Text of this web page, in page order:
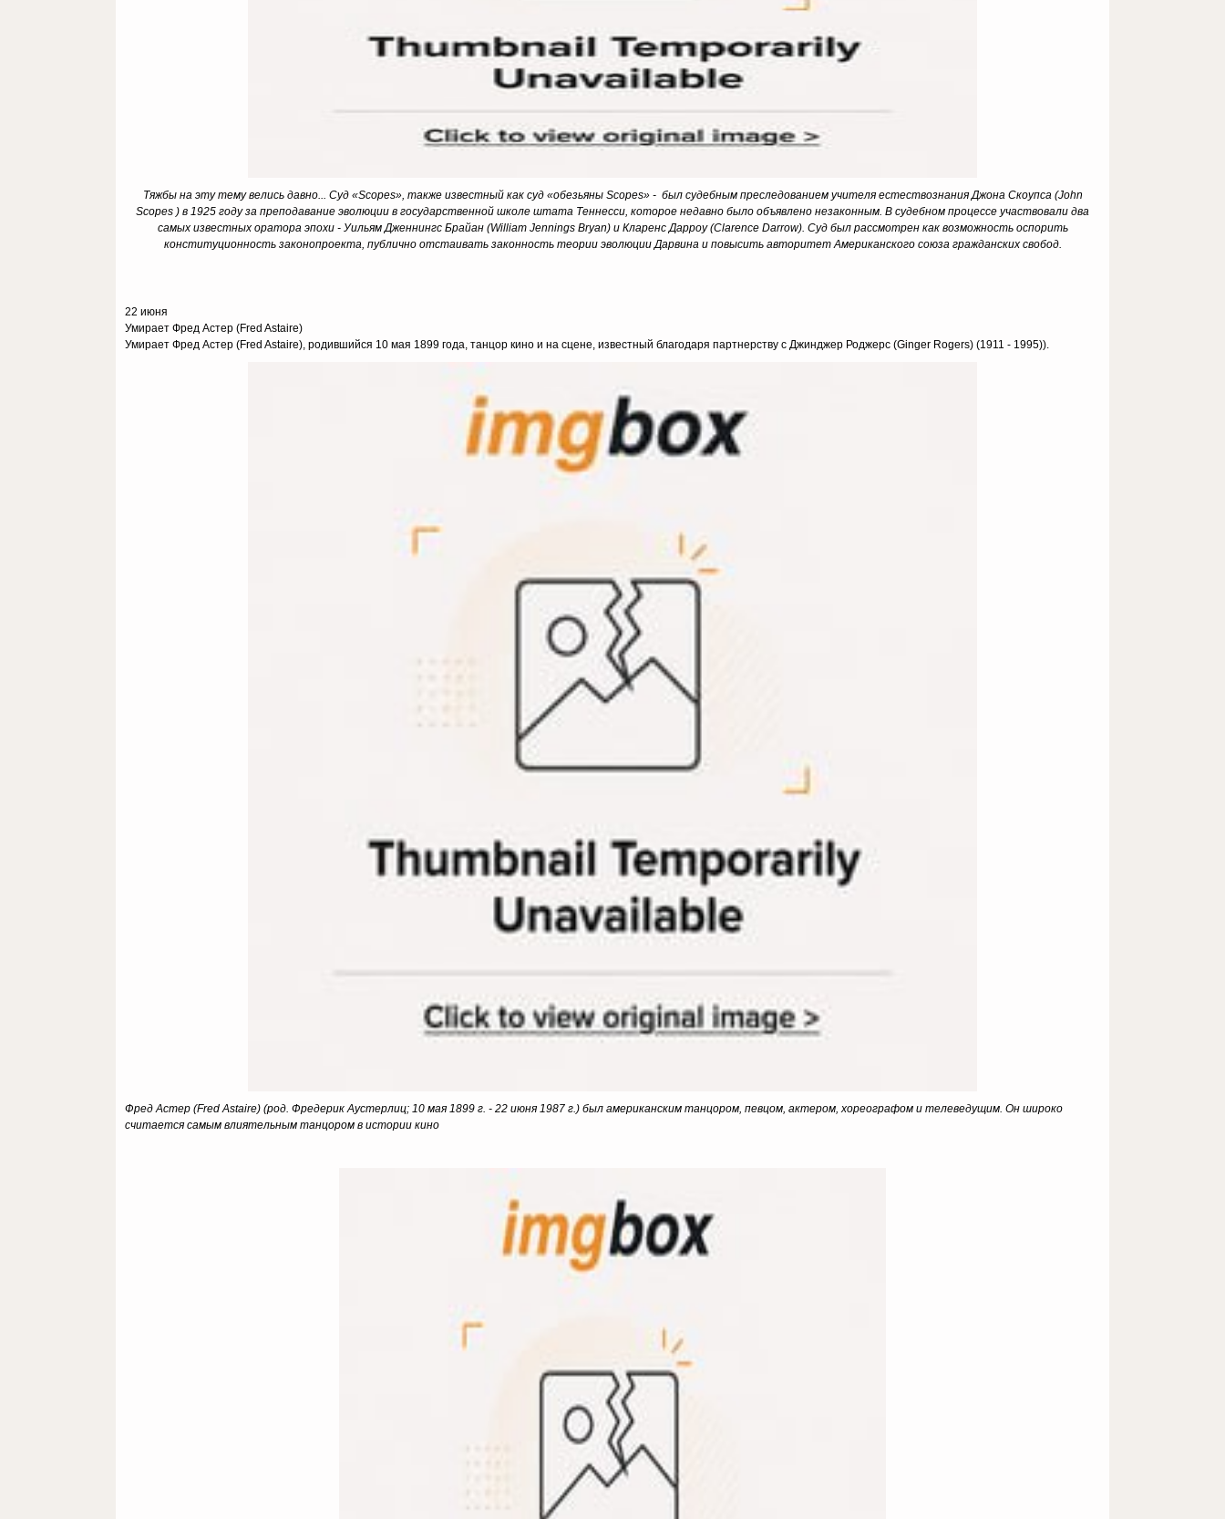
Тяжбы на эту тему велись давно... Суд «Scopes», также известный как суд «обезьяны Scopes» - был судебным преследованием учителя естествознания Джона Скоупса (John
Scopes ) в 1925 году за преподавание эволюции в государственной школе штата Теннесси, которое недавно было объявлено незаконным. В судебном процессе участвовали два
самых известных оратора эпохи - Уильям Дженнингс Брайан (William Jennings Bryan) и Кларенс Дарроу (Clarence Darrow). Суд был рассмотрен как возможность оспорить
конституционность законопроекта, публично отстаивать законность теории эволюции Дарвина и повысить авторитет Американского союза гражданских свобод.
22 июня
Умирает Фред Астер (Fred Astaire)
Умирает Фред Астер (Fred Astaire), родившийся 10 мая 1899 года, танцор кино и на сцене, известный благодаря партнерству с Джинджер Роджерс (Ginger Rogers) (1911 - 1995)).
Фред Астер (Fred Astaire) (род. Фредерик Аустерлиц; 10 мая 1899 г. - 22 июня 1987 г.) был американским танцором, певцом, актером, хореографом и телеведущим. Он широко
считается самым влиятельным танцором в истории кино